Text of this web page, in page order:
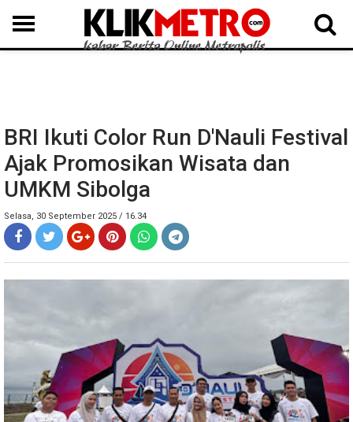
MEDAN LANGKAT DAIRI SAMOSIR TAPUT BATUBARA DELISERDANG
BRI Ikuti Color Run D'Nauli Festival
Ajak Promosikan Wisata dan
UMKM Sibolga
Selasa, 30 September 2025 / 16.34